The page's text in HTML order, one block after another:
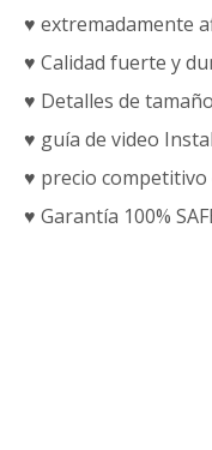
♥ extremadamente
♥ Calidad fuerte y
♥ Detalles de
♥ guía de video
♥ precio
♥ Garantía 100%